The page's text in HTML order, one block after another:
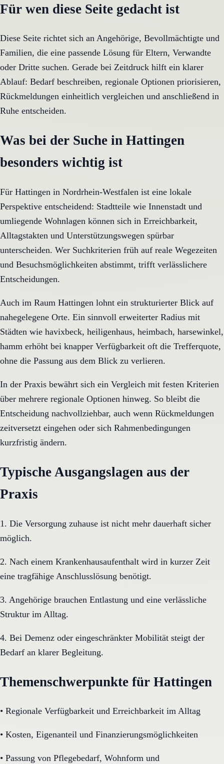
Für wen diese Seite gedacht ist
Diese Seite richtet sich an Angehörige, Bevollmächtigte und
Familien, die eine passende Lösung für Eltern, Verwandte
oder Dritte suchen. Gerade bei Zeitdruck hilft ein klarer
Ablauf: Bedarf beschreiben, regionale Optionen priorisieren,
Rückmeldungen einheitlich vergleichen und anschließend in
Ruhe entscheiden.
Was bei der Suche in Hattingen
besonders wichtig ist
Für Hattingen in Nordrhein-Westfalen ist eine lokale
Perspektive entscheidend: Stadtteile wie Innenstadt und
umliegende Wohnlagen können sich in Erreichbarkeit,
Alltagstakten und Unterstützungswegen spürbar
unterscheiden. Wer Suchkriterien früh auf reale Wegezeiten
und Besuchsmöglichkeiten abstimmt, trifft verlässlichere
Entscheidungen.
Auch im Raum Hattingen lohnt ein strukturierter Blick auf
nahegelegene Orte. Ein sinnvoll erweiterter Radius mit
Städten wie havixbeck, heiligenhaus, heimbach, harsewinkel,
hamm erhöht bei knapper Verfügbarkeit oft die Trefferquote,
ohne die Passung aus dem Blick zu verlieren.
In der Praxis bewährt sich ein Vergleich mit festen Kriterien
über mehrere regionale Optionen hinweg. So bleibt die
Entscheidung nachvollziehbar, auch wenn Rückmeldungen
zeitversetzt eingehen oder sich Rahmenbedingungen
kurzfristig ändern.
Typische Ausgangslagen aus der
Praxis
1. Die Versorgung zuhause ist nicht mehr dauerhaft sicher
möglich.
2. Nach einem Krankenhausaufenthalt wird in kurzer Zeit
eine tragfähige Anschlusslösung benötigt.
3. Angehörige brauchen Entlastung und eine verlässliche
Struktur im Alltag.
4. Bei Demenz oder eingeschränkter Mobilität steigt der
Bedarf an klarer Begleitung.
Themenschwerpunkte für Hattingen
• Regionale Verfügbarkeit und Erreichbarkeit im Alltag
• Kosten, Eigenanteil und Finanzierungsmöglichkeiten
• Passung von Pflegebedarf, Wohnform und